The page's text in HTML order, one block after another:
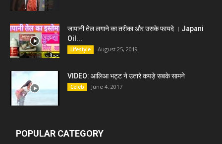
जापानी तेल लगाने का तरीका और उसके फायदे । Japani
Oil...
Lifestyle August 25, 2019
VIDEO: आलिआ भट्ट ने उतारे कपड़े सबके सामने
Celeb June 4, 2017
POPULAR CATEGORY